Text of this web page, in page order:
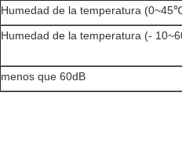
Humedad de la temperatura
Humedad de la temperatura (-
menos que 60dB